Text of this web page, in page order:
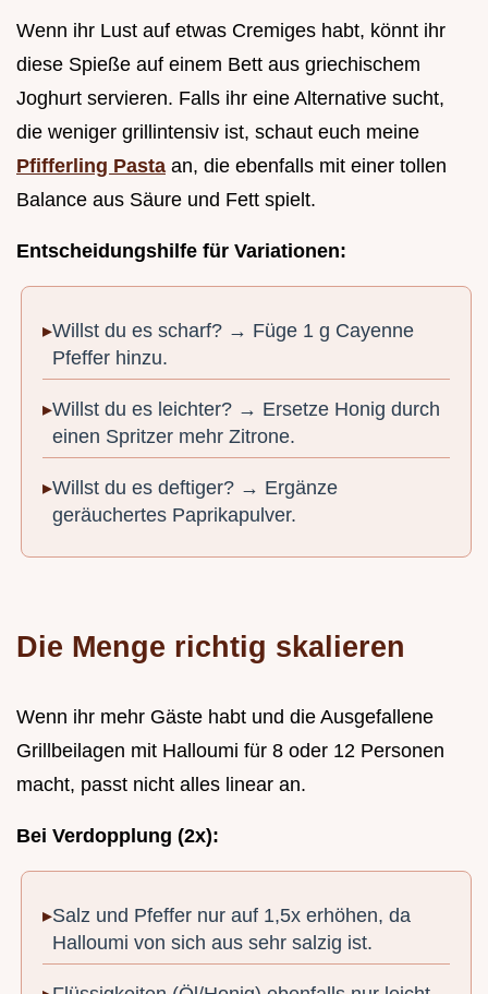
Wenn ihr Lust auf etwas Cremiges habt, könnt ihr
diese Spieße auf einem Bett aus griechischem
Joghurt servieren. Falls ihr eine Alternative sucht,
die weniger grillintensiv ist, schaut euch meine
Pfifferling Pasta an, die ebenfalls mit einer tollen
Balance aus Säure und Fett spielt.
Entscheidungshilfe für Variationen:
Willst du es scharf? → Füge 1 g Cayenne
Pfeffer hinzu.
Willst du es leichter? → Ersetze Honig durch
einen Spritzer mehr Zitrone.
Willst du es deftiger? → Ergänze
geräuchertes Paprikapulver.
Die Menge richtig skalieren
Wenn ihr mehr Gäste habt und die Ausgefallene
Grillbeilagen mit Halloumi für 8 oder 12 Personen
macht, passt nicht alles linear an.
Bei Verdopplung (2x):
Salz und Pfeffer nur auf 1,5x erhöhen, da
Halloumi von sich aus sehr salzig ist.